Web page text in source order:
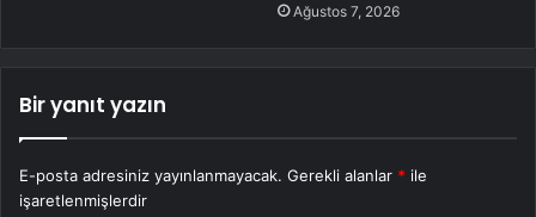
Ağustos 7, 2026
Bir yanıt yazın
E-posta adresiniz yayınlanmayacak. Gerekli alanlar * ile
işaretlenmişlerdir